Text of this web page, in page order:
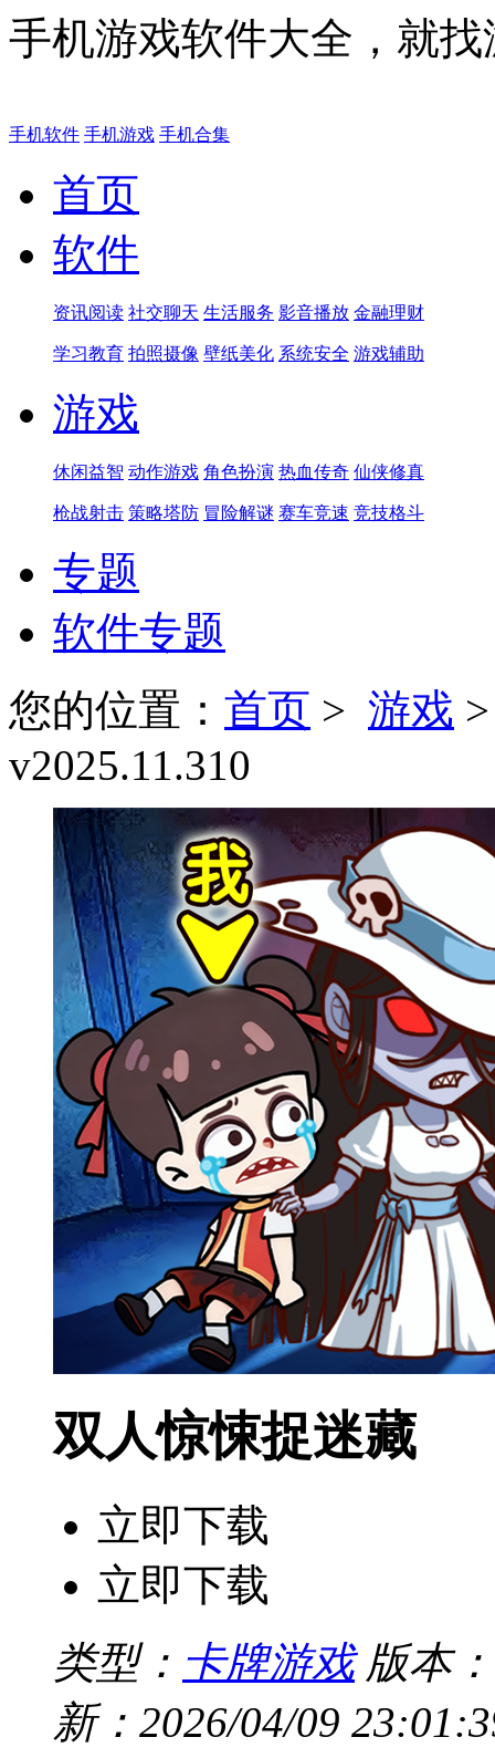
手机游戏软件大全，就
手机软件 手机游戏 手机合集
首页
软件
资讯阅读 社交聊天 生活服务 影音播放 金融理财
学习教育 拍照摄像 壁纸美化 系统安全 游戏辅助
游戏
休闲益智 动作游戏 角色扮演 热血传奇 仙侠修真
枪战射击 策略塔防 冒险解谜 赛车竞速 竞技格斗
专题
软件专题
您的位置： 首页 > 游戏
v2025.11.310
双人惊悚捉迷藏
立即下载
立即下载
类型： 卡牌游戏 版本
新：2026/04/09